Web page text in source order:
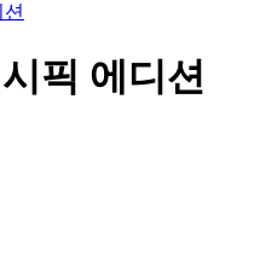
픽 에디션